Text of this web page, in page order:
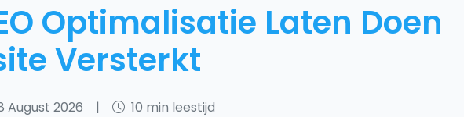
Optimalisatie Laten Doen
Versterkt
August 2026 | 10 min leestijd